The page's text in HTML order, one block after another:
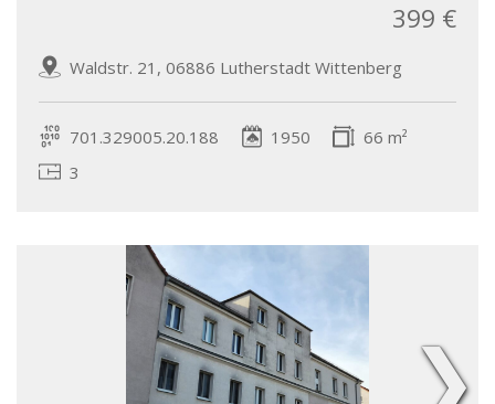
Waldstr. 21, 06886 Lutherstadt Wittenberg
399 €
701.329005.20.188 1950
66 m²
3
❯